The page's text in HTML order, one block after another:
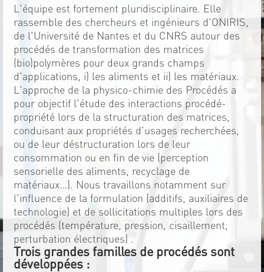
L'équipe est fortement pluridisciplinaire. Elle
rassemble des chercheurs et ingénieurs d'ONIRIS,
de l'Université de Nantes et du CNRS autour des
procédés de transformation des matrices
(bio)polymères pour deux grands champs
d'applications, i) les aliments et ii) les matériaux.
L'approche de la physico-chimie des Procédés a
pour objectif l'étude des interactions procédé-
propriété lors de la structuration des matrices,
conduisant aux propriétés d'usages recherchées,
ou de leur déstructuration lors de leur
consommation ou en fin de vie (perception
sensorielle des aliments, recyclage de
matériaux…). Nous travaillons notamment sur
l'influence de la formulation (additifs, auxiliaires de
technologie) et de sollicitations multiples lors des
procédés (température, pression, cisaillement,
perturbation électriques) .
Trois grandes familles de procédés sont
développées :